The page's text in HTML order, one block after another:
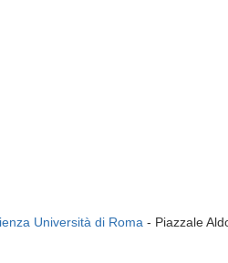
Università di Roma - Piazzale